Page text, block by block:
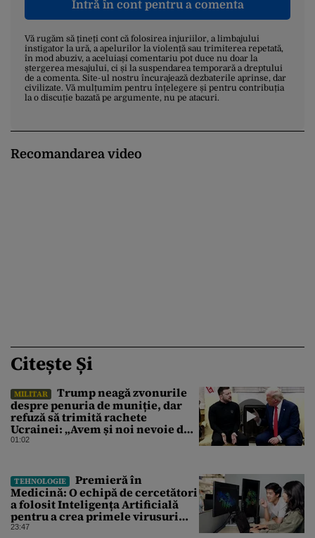
Intră în cont pentru a comenta
Vă rugăm să țineți cont că folosirea injuriilor, a limbajului
instigator la ură, a apelurilor la violență sau trimiterea repetată,
în mod abuziv, a aceluiași comentariu pot duce nu doar la
ștergerea mesajului, ci și la suspendarea temporară a dreptului
de a comenta. Site-ul nostru încurajează dezbaterile aprinse, dar
civilizate. Vă mulțumim pentru înțelegere și pentru contribuția
la o discuție bazată pe argumente, nu pe atacuri.
Recomandarea video
Citește Și
MILITAR
Trump neagă zvonurile
despre penuria de muniție, dar
refuză să trimită rachete
Ucrainei: „Avem și noi nevoie de
rachete”
01:02
TEHNOLOGIE
Premieră în
Medicină: O echipă de cercetători
a folosit Inteligența Artificială
pentru a crea primele virusuri
sintetice la tratarea de E.coli
23:47